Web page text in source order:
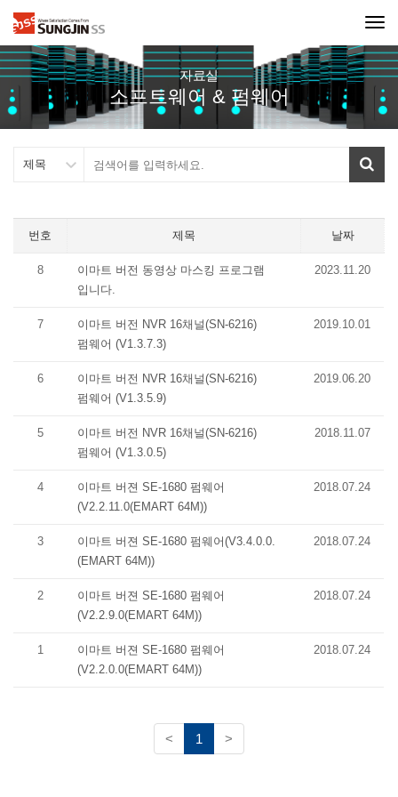
자료실
소프트웨어 & 펌웨어
번호 제목 날짜
8
이마트 버전 동영상 마스킹 프로그램
입니다.
2023.11.20
7
이마트 버전 NVR 16채널(SN-6216)
펌웨어 (V1.3.7.3)
2019.10.01
6
이마트 버전 NVR 16채널(SN-6216)
펌웨어 (V1.3.5.9)
2019.06.20
5
이마트 버전 NVR 16채널(SN-6216)
펌웨어 (V1.3.0.5)
2018.11.07
4
이마트 버젼 SE-1680 펌웨어
(V2.2.11.0(EMART 64M))
2018.07.24
3
이마트 버젼 SE-1680 펌웨어(V3.4.0.0.
(EMART 64M))
2018.07.24
2
이마트 버젼 SE-1680 펌웨어
(V2.2.9.0(EMART 64M))
2018.07.24
1
이마트 버젼 SE-1680 펌웨어
(V2.2.0.0(EMART 64M))
2018.07.24
< 1 (current)
>